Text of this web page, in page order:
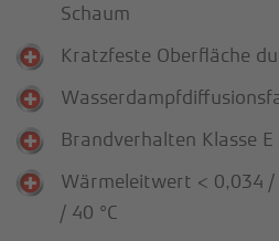
Schaum
Kratzfeste Oberfläche
Brandverhalten Klasse E
Wärmeleitwert < 0,034 /
/ 40 °C